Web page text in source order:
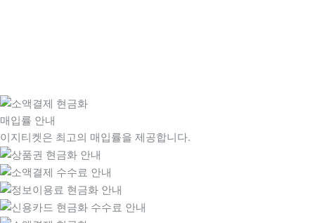
매입률 안내
이지티켓은 최고의 매입률을 제공합니다.